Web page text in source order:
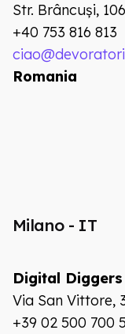
Str. Brâncuși, 106
+40 753 816 813
Romania
Milano - IT
Digital Diggers
Via San Vittore,
+39 02 500 700